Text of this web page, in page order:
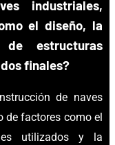
industriales,
el diseño, la
estructuras
finales?
de naves
de factores como el
utilizados y la